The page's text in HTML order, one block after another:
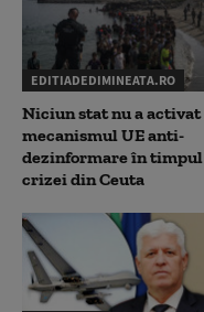
EDITIADEDIMINEATA.RO
Niciun stat nu a activat
mecanismul UE anti-
dezinformare în timpul
crizei din Ceuta